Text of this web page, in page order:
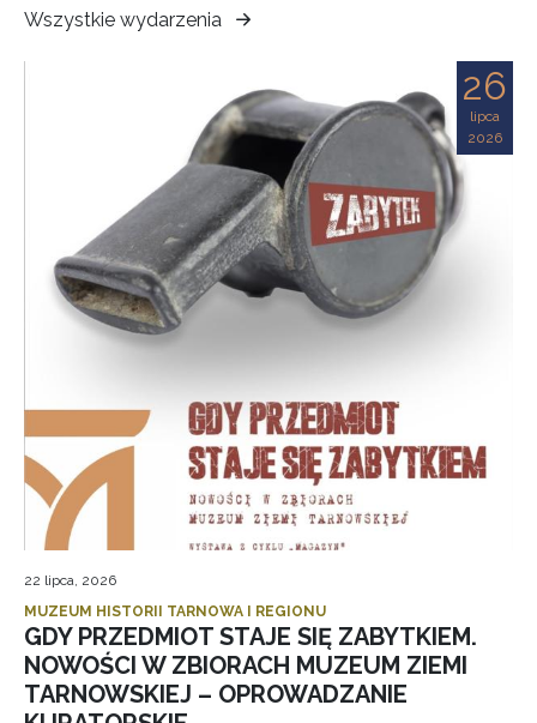
Wszystkie wydarzenia
Muzeum
Ziemi
26
lipca
2026
22 lipca, 2026
MUZEUM HISTORII TARNOWA I REGIONU
GDY PRZEDMIOT STAJE SIĘ ZABYTKIEM.
NOWOŚCI W ZBIORACH MUZEUM ZIEMI
TARNOWSKIEJ – OPROWADZANIE